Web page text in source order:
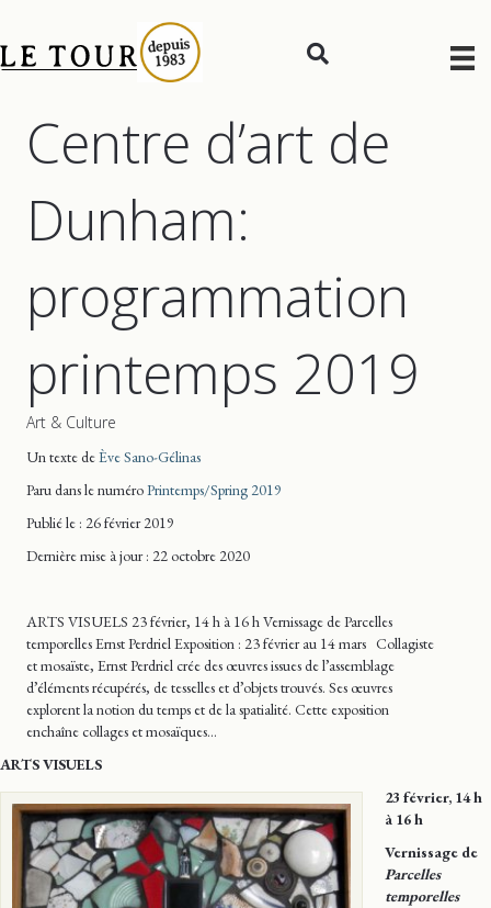
Centre d’art de
Dunham:
programmation
printemps 2019
Art & Culture
Un texte deÈve Sano-Gélinas
Paru dans le numéroPrintemps/Spring 2019
Publié le : 26 février 2019
Dernière mise à jour: 22 octobre 2020
ARTS VISUELS 23 février, 14 h à 16 h Vernissage de Parcelles
temporelles Ernst Perdriel Exposition : 23 février au 14 mars Collagiste
et mosaïste, Ernst Perdriel crée des œuvres issues de l’assemblage
d’éléments récupérés, de tesselles et d’objets trouvés. Ses œuvres
explorent la notion du temps et de la spatialité. Cette exposition
enchaîne collages et mosaïques…
ARTS VISUELS
23 février, 14 h
à 16 h
Vernissage de
Parcelles
temporelles